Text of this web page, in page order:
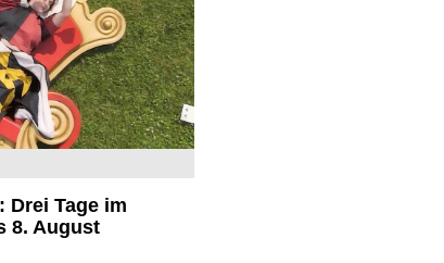
im Wunderland
Drei Tage im
8. August